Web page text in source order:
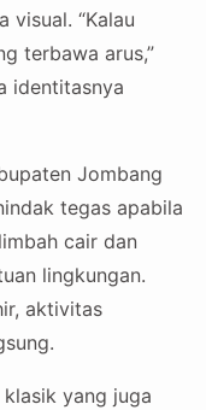
visual. “Kalau
terbawa arus,”
identitasnya
Jombang
tegas apabila
cair dan
lingkungan.
aktivitas
yang juga